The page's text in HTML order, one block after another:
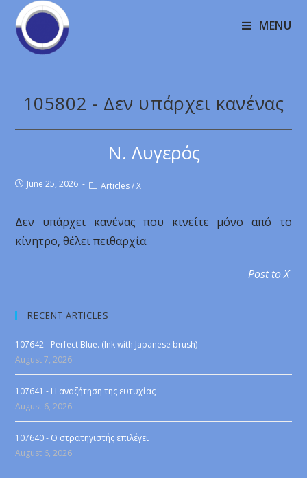
MENU
105802 - Δεν υπάρχει κανένας
Ν. Λυγερός
June 25, 2026 Articles / X
Δεν υπάρχει κανένας που κινείτε μόνο από το
κίνητρο, θέλει πειθαρχία.
Post to X
RECENT ARTICLES
107642 - Perfect Blue. (Ink with Japanese brush)
August 7, 2026
107641 - Η αναζήτηση της ευτυχίας
August 6, 2026
107640 - Ο στρατηγιστής επιλέγει
August 6, 2026